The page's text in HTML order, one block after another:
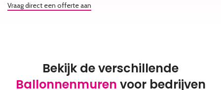
Vraag direct een offerte aan
Bekijk de verschillende
Ballonnenmuren voor bedrijven